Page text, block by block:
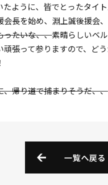
ように、皆でとったタイ
長を始め、淵上誠後援会
ったいな、、素晴らしいベ
張って参りますので、ど
帰り道で捕まりそうだ、、
一覧へ戻る